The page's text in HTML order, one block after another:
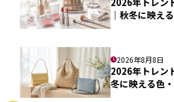
｜秋冬に映え
2026年8月8日
2026年トレン
冬に映える色